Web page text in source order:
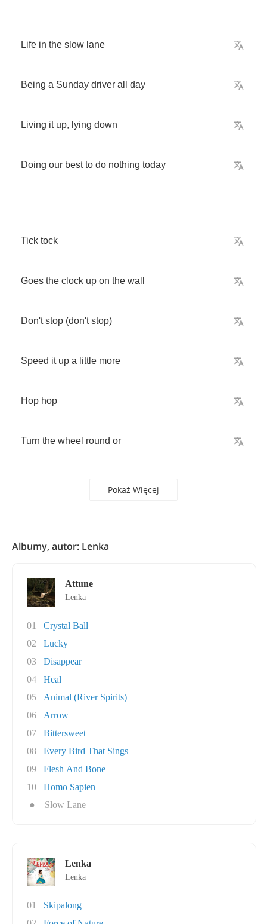
Life in the slow lane
Being a Sunday driver all day
Living it up, lying down
Doing our best to do nothing today
Tick tock
Goes the clock up on the wall
Don't stop (don't stop)
Speed it up a little more
Hop hop
Turn the wheel round or
Pokaż Więcej
Albumy, autor: Lenka
Attune
Lenka
01
Crystal Ball
02
Lucky
03
Disappear
04
Heal
05
Animal (River Spirits)
06
Arrow
07
Bittersweet
08
Every Bird That Sings
09
Flesh And Bone
10
Homo Sapien
●
Slow Lane
Lenka
Lenka
01
Skipalong